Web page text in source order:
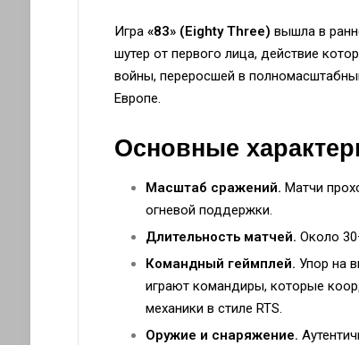
Игра «83» (Eighty Three) вышла в
шутер от первого лица, действие
войны, переросшей в
Европе.
Основные
Масштаб сражений. Матчи
огневой поддержки.
Длительность матчей. Около
Командный геймплей. Упор на
играют командиры, которые
механики в стиле RTS.
Оружие и снаряжение.